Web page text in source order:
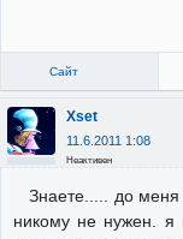
Сайт
Xset
11.6.2011 1:08
Неактивен
Знаете..... до
никому не нужен.